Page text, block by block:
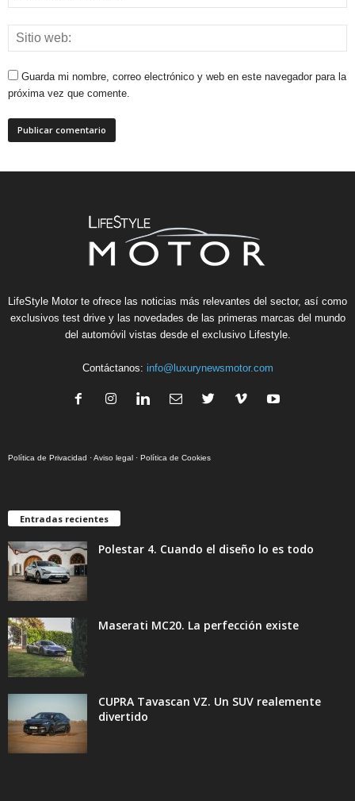
Guarda mi nombre, correo electrónico y web en este navegador para la
próxima vez que comente.
LifeStyle Motor te ofrece las noticias más relevantes del sector, así como
exclusivos test drive y las novedades de las primeras marcas del mundo
del automóvil vistas desde el exclusivo Lifestyle.
Contáctanos: info@luxurynewsmotor.com
Política de Privacidad ·Aviso legal · Política de Cookies
Entradas recientes
Polestar 4. Cuando el diseño lo es todo
Maserati MC20. La perfección existe
CUPRA Tavascan VZ. Un SUV realemente
divertido